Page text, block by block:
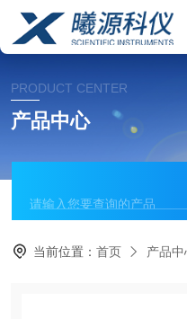
PRODUCT CENTER
产品中心
当前位置：首页 产品中